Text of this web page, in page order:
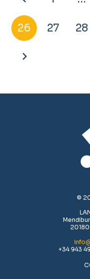
26 27 28
©
+34 943